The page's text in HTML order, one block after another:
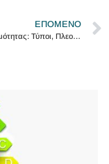
ΕΠΌΜΕΝΟ
Αντλίες Θερμότητας: Τύποι, Πλεονεκτήματα και Επιλογές για το 2024